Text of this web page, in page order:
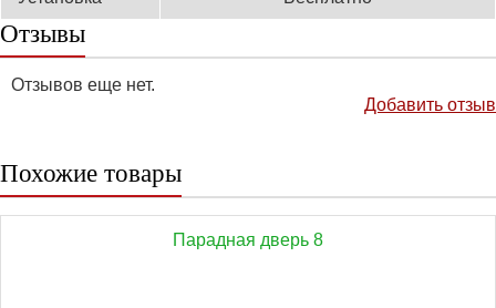
Отзывы
Отзывов еще нет.
Добавить отзыв
Похожие товары
Парадная дверь 8